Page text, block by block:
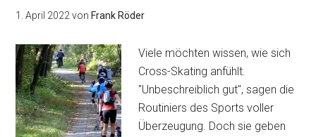
1. April 2022von Frank Röder
Viele möchten wissen, wie sich
Cross-Skating anfühlt.
"Unbeschreiblich gut", sagen die
Routiniers des Sports voller
Überzeugung. Doch sie geben